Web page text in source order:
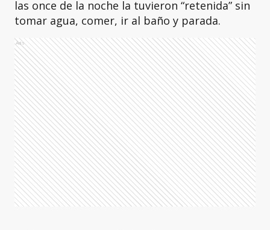
las once de la noche la tuvieron “retenida” sin
tomar agua, comer, ir al baño y parada.
Ads